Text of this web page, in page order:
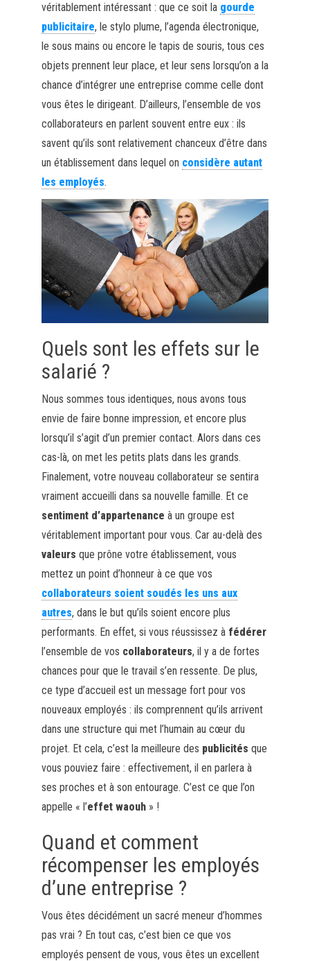
véritablement intéressant : que ce soit la gourde
publicitaire, le stylo plume, l’agenda électronique,
le sous mains ou encore le tapis de souris, tous ces
objets prennent leur place, et leur sens lorsqu’on a la
chance d’intégrer une entreprise comme celle dont
vous êtes le dirigeant. D’ailleurs, l’ensemble de vos
collaborateurs en parlent souvent entre eux : ils
savent qu’ils sont relativement chanceux d’être dans
un établissement dans lequel on considère autant
les employés.
Quels sont les effets sur le
salarié ?
Nous sommes tous identiques, nous avons tous
envie de faire bonne impression, et encore plus
lorsqu’il s’agit d’un premier contact. Alors dans ces
cas-là, on met les petits plats dans les grands.
Finalement, votre nouveau collaborateur se sentira
vraiment accueilli dans sa nouvelle famille. Et ce
sentiment d’appartenance à un groupe est
véritablement important pour vous. Car au-delà des
valeurs que prône votre établissement, vous
mettez un point d’honneur à ce que vos
collaborateurs soient soudés les uns aux
autres, dans le but qu’ils soient encore plus
performants. En effet, si vous réussissez à fédérer
l’ensemble de vos collaborateurs, il y a de fortes
chances pour que le travail s’en ressente. De plus,
ce type d’accueil est un message fort pour vos
nouveaux employés : ils comprennent qu’ils arrivent
dans une structure qui met l’humain au cœur du
projet. Et cela, c’est la meilleure des publicités que
vous pouviez faire : effectivement, il en parlera à
ses proches et à son entourage. C’est ce que l’on
appelle « l’effet waouh» !
Quand et comment
récompenser les employés
d’une entreprise ?
Vous êtes décidément un sacré meneur d’hommes
pas vrai ? En tout cas, c’est bien ce que vos
employés pensent de vous, vous êtes un excellent